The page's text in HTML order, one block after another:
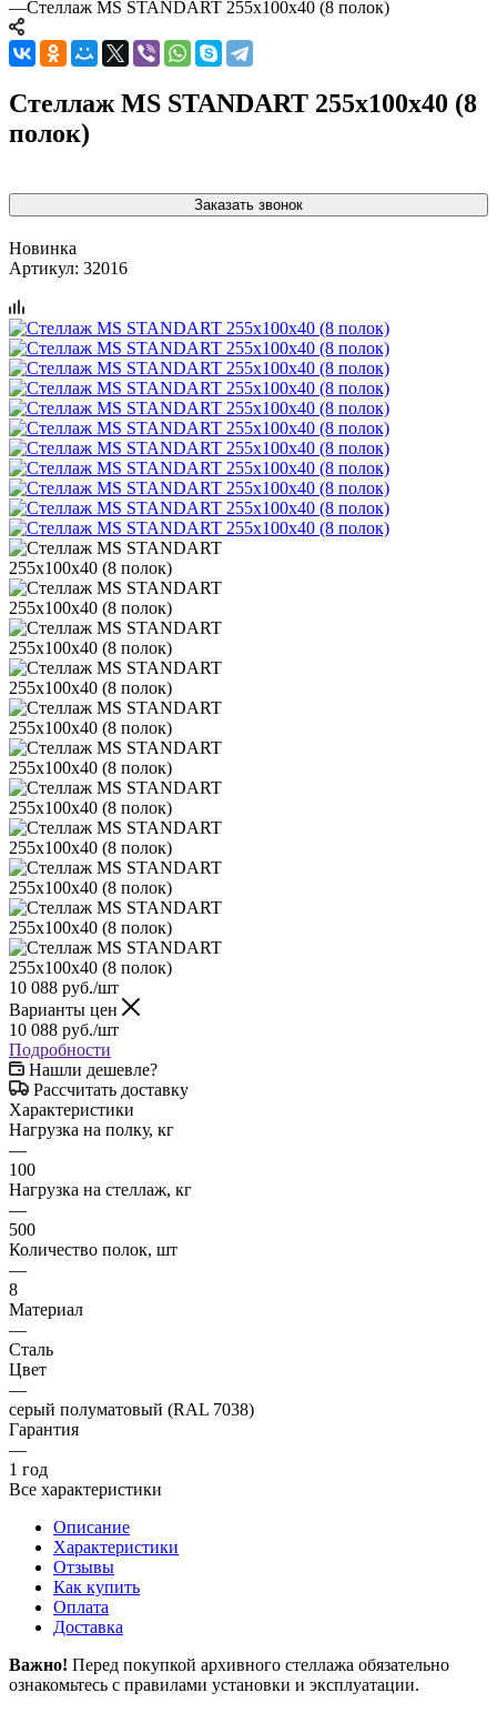
—Стеллаж MS STANDART 255х100х40 (8 полок)
Стеллаж MS STANDART 255х100х40 (8
полок)
Заказать звонок
Новинка
Артикул: 32016
10 088 руб./шт
Варианты цен
10 088 руб./шт
Подробности
Нашли дешевле?
Рассчитать доставку
Характеристики
Нагрузка на полку, кг
—
100
Нагрузка на стеллаж, кг
—
500
Количество полок, шт
—
8
Материал
—
Сталь
Цвет
—
серый полуматовый (RAL 7038)
Гарантия
—
1 год
Все характеристики
Описание
Характеристики
Отзывы
Как купить
Оплата
Доставка
Важно! Перед покупкой архивного стеллажа обязательно
ознакомьтесь с правилами установки и эксплуатации.